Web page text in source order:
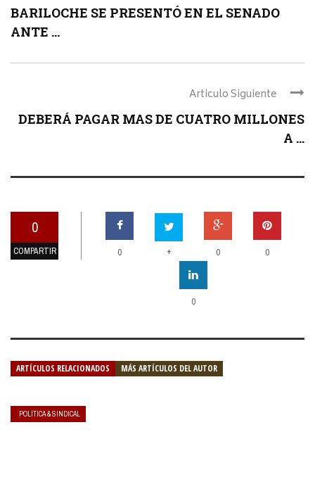
BARILOCHE SE PRESENTÓ EN EL SENADO
ANTE ...
Articulo Siguiente
DEBERÁ PAGAR MAS DE CUATRO MILLONES
A ...
0
COMPARTIR 0 + 0 0
0
ARTÍCULOS RELACIONADOS MÁS ARTÍCULOS DEL AUTOR
POLÍTICA & SINDICAL